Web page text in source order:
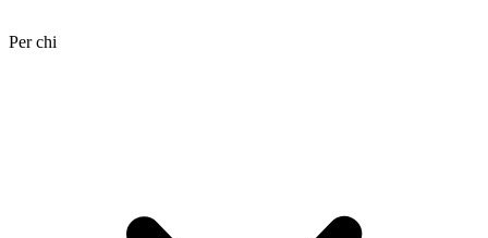
Per chi